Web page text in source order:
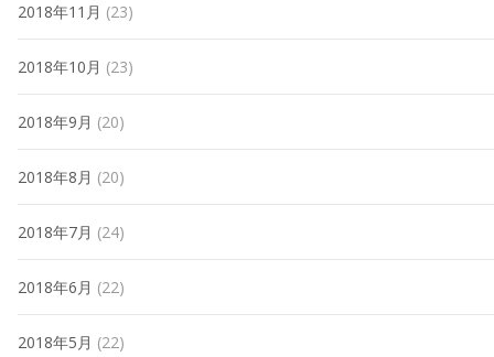
2018年11月 (23)
2018年10月 (23)
2018年9月 (20)
2018年8月 (20)
2018年7月 (24)
2018年6月 (22)
2018年5月 (22)